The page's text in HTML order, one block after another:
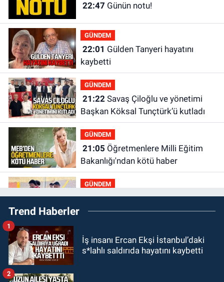
22:47 Günün notu!
GÜNDEM
22:01
kaybetti
GÜNDEM
21:22Savaş Çiloğlu ve yönetimi
Başkan Köksal Tunçtürk’ü kutladı
GÜNDEM
21:05
Bakanlığı'ndan kötü haber
GÜNDEM
19:34Zonguldakspor Bolu'da 3
hazırlık maçı oynayacak... İşte
19:27
Trend Haberler
İş insanı Ercan Ekşi İstanbul’daki
s*lahlı saldırıda hayatını kaybetti
1
2